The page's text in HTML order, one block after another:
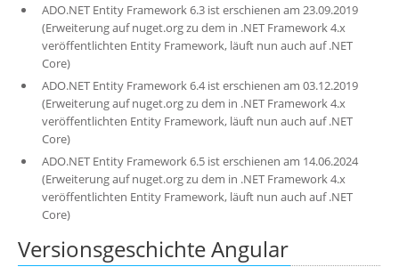
ADO.NET Entity Framework 6.3 ist erschienen am 23.09.2019
(Erweiterung auf nuget.org zu dem in .NET Framework 4.x
veröffentlichten Entity Framework, läuft nun auch auf .NET
Core)
ADO.NET Entity Framework 6.4 ist erschienen am 03.12.2019
(Erweiterung auf nuget.org zu dem in .NET Framework 4.x
veröffentlichten Entity Framework, läuft nun auch auf .NET
Core)
ADO.NET Entity Framework 6.5 ist erschienen am 14.06.2024
(Erweiterung auf nuget.org zu dem in .NET Framework 4.x
veröffentlichten Entity Framework, läuft nun auch auf .NET
Core)
Versionsgeschichte Angular